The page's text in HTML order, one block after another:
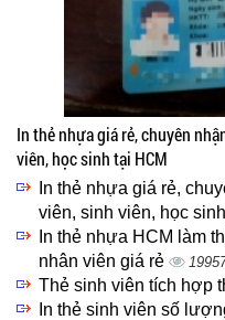
In thẻ nhựa giá rẻ, chuyên
viên, học sinh tại HCM
In thẻ nhựa giá rẻ,
viên, sinh viên, học
In thẻ nhựa HCM làm
nhân viên giá rẻ
Thẻ sinh viên tích hợp
In thẻ sinh viên số